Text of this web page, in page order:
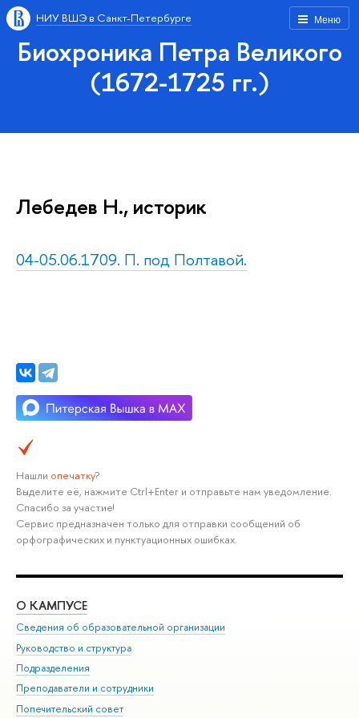
Меню
НИУ ВШЭ в Санкт-Петербурге
Биохроника Петра Великого
(1672-1725 гг.)
Лебедев Н., историк
04-05.06.1709. П. под Полтавой.
Нашли опечатку?
Выделите её, нажмите Ctrl+Enter и отправьте нам уведомление.
Спасибо за участие!
Сервис предназначен только для отправки сообщений об
орфографических и пунктуационных ошибках.
О КАМПУСЕ
Сведения об образовательной организации
Руководство и структура
Подразделения
Преподаватели и сотрудники
Попечительский совет